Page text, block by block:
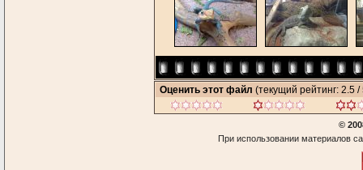
Оценить этот файл (текущий рейтинг: 2.5 /
©
При использовании материалов